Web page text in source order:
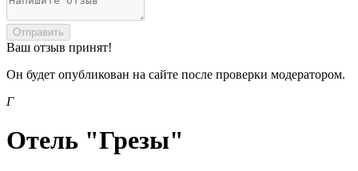
Отправить
Ваш отзыв принят!
Он будет опубликован на сайте после проверки модератором.
Г
Отель "Грезы"